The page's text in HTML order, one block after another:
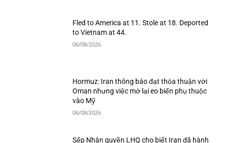
Fled to America at 11. Stole at 18. Deported
to Vietnam at 44.
06/08/2026
Hormuz: Iran thông báo đạt thỏa thuận với
Oman nhưng việc mở lại eo biển phụ thuộc
vào Mỹ
06/08/2026
Sếp Nhân quyền LHQ cho biết Iran đã hành